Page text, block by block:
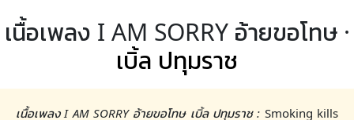
เนื้อเพลง I AM SORRY อ้ายขอโทษ ·
เบิ้ล ปทุมราช
เนื้อเพลง I AM SORRY อ้ายขอโทษ เบิ้ล ปทุมราช : Smoking kills